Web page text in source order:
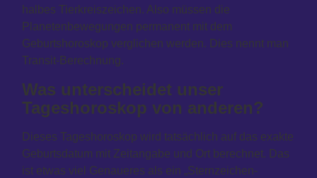
halbes Tierkreiszeichen. Also müssen die
Planetenbewegungen permanent mit dem
Geburtshoroskop verglichen werden. Dies nennt man
Transit-Berechnung.
Was unterscheidet unser
Tageshoroskop von anderen?
Dieses Tageshoroskop wird tatsächlich auf das exakte
Geburtsdatum mit Zeitangabe und Ort berechnet. Das
ist etwas viel Genaueres als ein „Sternzeichen-